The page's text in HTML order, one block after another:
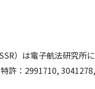
）は電子航法研究所
許：2991710, 3041278,